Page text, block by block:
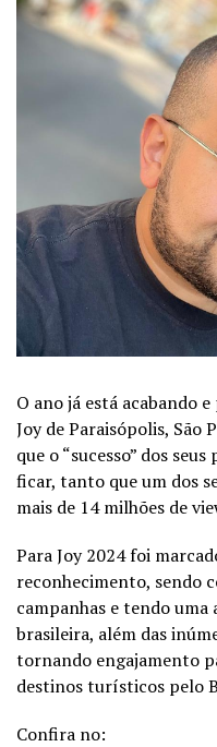
O ano já está acabando
Joy de Paraisópolis, São
que o “sucesso” dos
ficar, tanto que um dos
mais de 14 milhões de
Para Joy 2024 foi
reconhecimento, sendo
campanhas e tendo
brasileira, além das
tornando engajamento
destinos turísticos pelo
Confira no: